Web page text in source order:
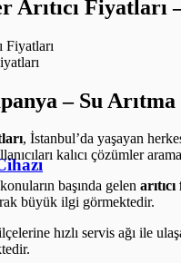
Arıtıcı Fiyatları
– Su
, İstanbul’da yaşayan
kalıcı çözümler
başında gelen
büyük ilgi görmektedir.
hızlı servis ağı ile